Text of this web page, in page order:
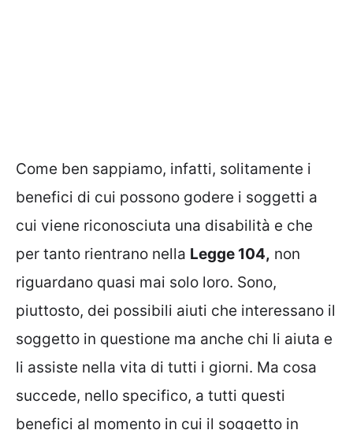
Come ben sappiamo, infatti, solitamente i
benefici di cui possono godere i soggetti a
cui viene riconosciuta una disabilità e che
per tanto rientrano nella Legge 104, non
riguardano quasi mai solo loro. Sono,
piuttosto, dei possibili aiuti che interessano il
soggetto in questione ma anche chi li aiuta e
li assiste nella vita di tutti i giorni. Ma cosa
succede, nello specifico, a tutti questi
benefici al momento in cui il soggetto in